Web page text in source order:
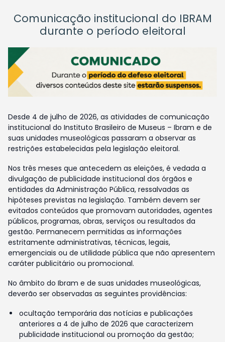
Comunicação institucional do IBRAM
durante o período eleitoral
Desde 4 de julho de 2026, as atividades de comunicação
institucional do Instituto Brasileiro de Museus – Ibram e de
suas unidades museológicas passaram a observar as
restrições estabelecidas pela legislação eleitoral.
Nos três meses que antecedem as eleições, é vedada a
divulgação de publicidade institucional dos órgãos e
entidades da Administração Pública, ressalvadas as
hipóteses previstas na legislação. Também devem ser
evitados conteúdos que promovam autoridades, agentes
públicos, programas, obras, serviços ou resultados da
gestão. Permanecem permitidas as informações
estritamente administrativas, técnicas, legais,
emergenciais ou de utilidade pública que não apresentem
caráter publicitário ou promocional.
No âmbito do Ibram e de suas unidades museológicas,
deverão ser observadas as seguintes providências:
ocultação temporária das notícias e publicações
anteriores a 4 de julho de 2026 que caracterizem
publicidade institucional ou promoção da gestão;